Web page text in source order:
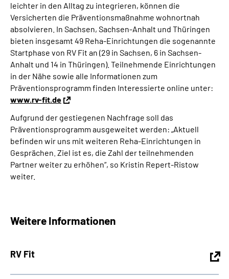
leichter in den Alltag zu integrieren, können die
Versicherten die Präventionsmaßnahme wohnortnah
absolvieren. In Sachsen, Sachsen-Anhalt und Thüringen
bieten insgesamt 49 Reha-Einrichtungen die sogenannte
Startphase von RV Fit an (29 in Sachsen, 6 in Sachsen-
Anhalt und 14 in Thüringen). Teilnehmende Einrichtungen
in der Nähe sowie alle Informationen zum
Präventionsprogramm finden Interessierte online unter:
www.rv-fit.de
Aufgrund der gestiegenen Nachfrage soll das
Präventionsprogramm ausgeweitet werden: „Aktuell
befinden wir uns mit weiteren Reha-Einrichtungen in
Gesprächen. Ziel ist es, die Zahl der teilnehmenden
Partner weiter zu erhöhen“, so Kristin Repert-Ristow
weiter.
Weitere Informationen
RV Fit